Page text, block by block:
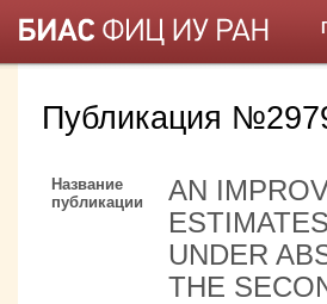
Публикация
Название
публикации
AN
UNDER
THE